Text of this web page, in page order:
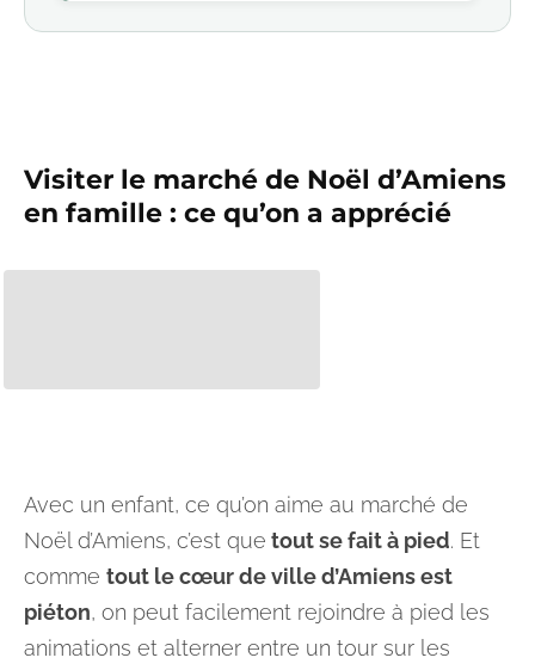
Visiter le marché de Noël d’Amiens
en famille : ce qu’on a apprécié
Avec un enfant, ce qu’on aime au marché de
Noël d’Amiens, c’est que tout se fait à pied. Et
comme tout le cœur de ville d’Amiens est
piéton, on peut facilement rejoindre à pied les
animations et alterner entre un tour sur les